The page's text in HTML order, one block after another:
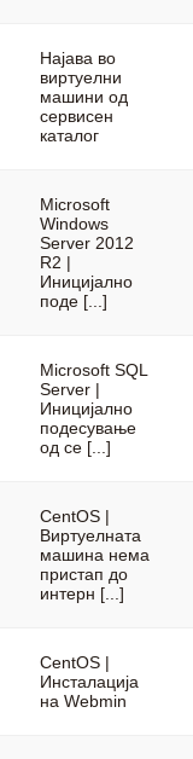
Најава во
виртуелни
машини од
сервисен
каталог
Microsoft
Windows
Server 2012
R2 |
Иницијално
поде [...]
Microsoft SQL
Server |
Иницијално
подесување
од се [...]
CentOS |
Виртуелната
машина нема
пристап до
интерн [...]
CentOS |
Инсталација
на Webmin